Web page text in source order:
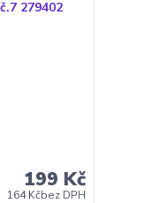
199 Kč
164 Kčbez DPH